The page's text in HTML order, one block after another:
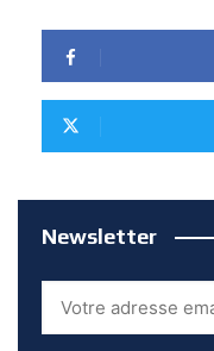
Newsletter